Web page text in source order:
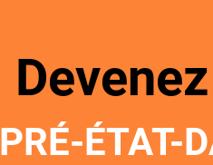
PRÉ-ÉTAT-